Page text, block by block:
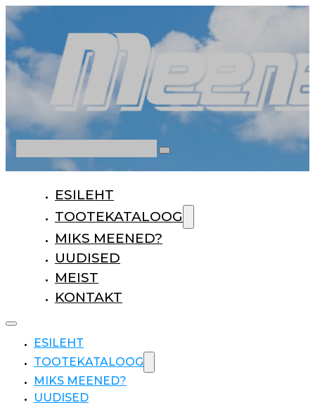
ESILEHT
TOOTEKATALOOG
MIKS MEENED?
UUDISED
MEIST
KONTAKT
ESILEHT
TOOTEKATALOOG
MIKS MEENED?
UUDISED